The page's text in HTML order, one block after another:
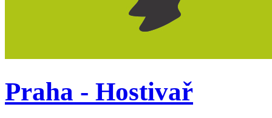
Praha - Hostivař